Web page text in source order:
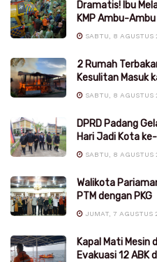
Dramatis! Ibu
KMP Ambu-
SABTU, 8 AGUSTUS
2 Rumah
Kesulitan Masuk
SABTU, 8 AGUSTUS
DPRD Padang
Hari Jadi Kota
SABTU, 8
Walikota
PTM dengan PKG
JUMAT, 7
Kapal Mati Mesin
Evakuasi 12 ABK